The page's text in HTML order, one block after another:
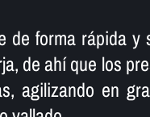
de forma rápida y
de ahí­ que los
agilizando en